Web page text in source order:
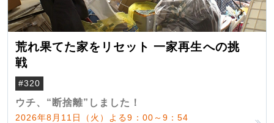
荒れ果てた家をリセット 一家再生への挑
戦
#320
ウチ、“断捨離”しました！
2026年8月11日（火）よる9：00～9：54